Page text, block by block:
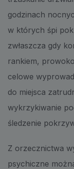
godzinach
w których śpi
zwłaszcza gdy
rankiem,
celowe
do miejsca
wykrzykiwanie
śledzenie
Z orzecznictwa
psychiczne